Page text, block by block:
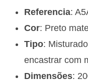
Referencia:
Cor: Preto
Tipo:
encastrar com
Dimensões: